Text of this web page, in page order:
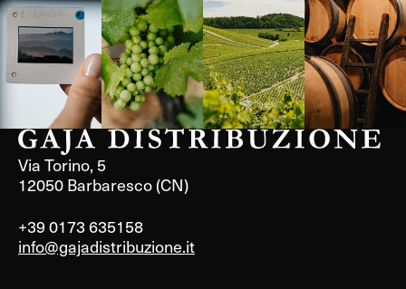
Francia Francia
Via Torino, 5
12050 Barbaresco (CN)
+39 0173 635158
info@gajadistribuzione.it